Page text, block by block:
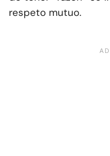
respeto mutuo.